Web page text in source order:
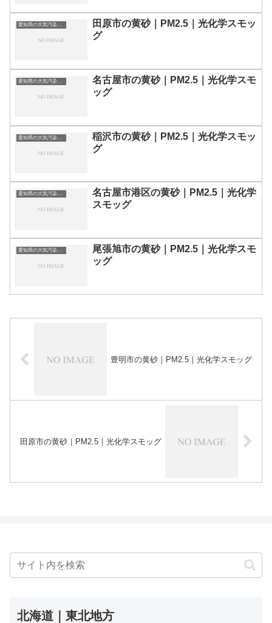
愛知県の大気汚染・PM2.5・黄砂・エアロゾルの数値
田原市の黄砂｜PM2.5｜光化学スモッ
グ
愛知県の大気汚染・PM2.5・黄砂・エアロゾルの数値
名古屋市の黄砂｜PM2.5｜光化学スモ
ッグ
愛知県の大気汚染・PM2.5・黄砂・エアロゾルの数値
稲沢市の黄砂｜PM2.5｜光化学スモッ
グ
愛知県の大気汚染・PM2.5・黄砂・エアロゾルの数値
名古屋市港区の黄砂｜PM2.5｜光化学
スモッグ
愛知県の大気汚染・PM2.5・黄砂・エアロゾルの数値
尾張旭市の黄砂｜PM2.5｜光化学スモ
ッグ
豊明市の黄砂｜PM2.5｜光化学スモッグ
田原市の黄砂｜PM2.5｜光化学スモッグ
北海道｜東北地方